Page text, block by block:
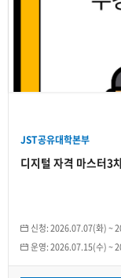
JST공유대학본부
디지털 자격 마스터3
신청:2026.07.07(화)~
운영:2026.07.15(수)~
디지털 자